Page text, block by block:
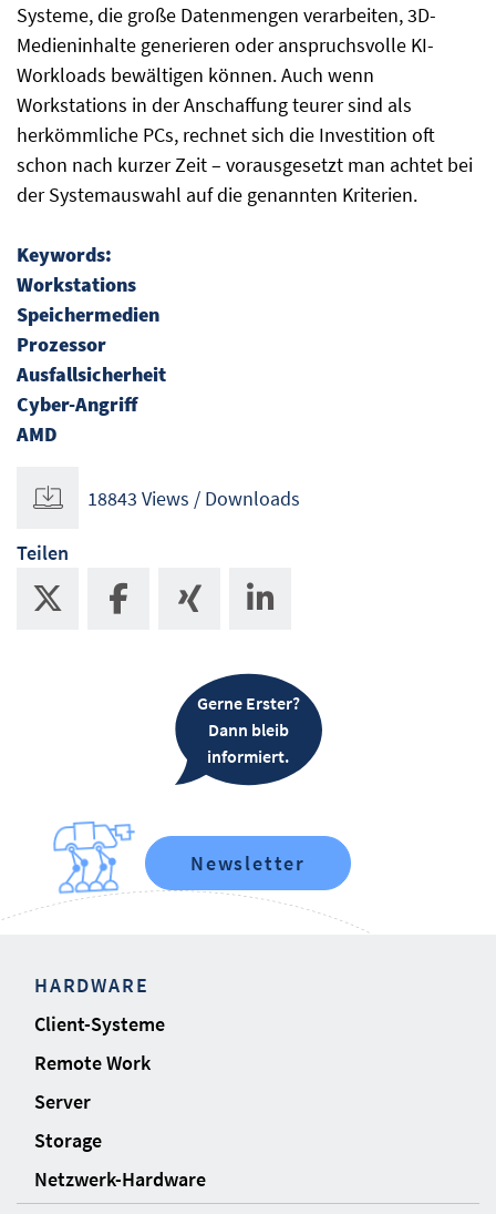
Systeme, die große Datenmengen verarbeiten, 3D-
Medieninhalte generieren oder anspruchsvolle KI-
Workloads bewältigen können. Auch wenn
Workstations in der Anschaffung teurer sind als
herkömmliche PCs, rechnet sich die Investition oft
schon nach kurzer Zeit – vorausgesetzt man achtet bei
der Systemauswahl auf die genannten Kriterien.
Keywords:
Workstations
Speichermedien
Prozessor
Ausfallsicherheit
Cyber-Angriff
AMD
18843 Views / Downloads
Teilen
Gerne Erster?
Dann bleib
informiert.
Newsletter
HARDWARE
Client-Systeme
Remote Work
Server
Storage
Netzwerk-Hardware